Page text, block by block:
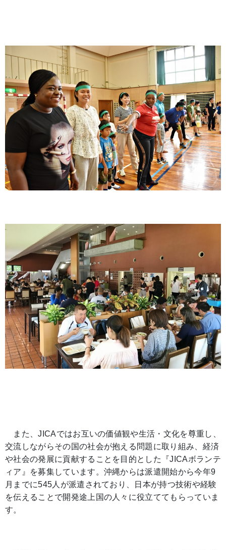
また、JICAではお互いの価値観や生活・文化を尊重し、
交流しながらその国の社会が抱える問題に取り組み、経済
や社会の発展に貢献することを目的とした『JICAボランテ
ィア』を募集しています。沖縄からは派遣開始から今年9
月までに545人が派遣されており、日本が持つ技術や経験
を伝えることで開発途上国の人々に役立ててもらっていま
す。